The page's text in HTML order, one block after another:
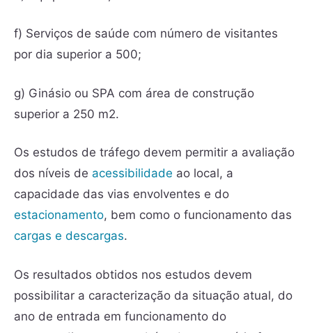
f) Serviços de saúde com número de visitantes
por dia superior a 500;
g) Ginásio ou SPA com área de construção
superior a 250 m2.
Os estudos de tráfego devem permitir a avaliação
dos níveis de acessibilidade ao local, a
capacidade das vias envolventes e do
estacionamento, bem como o funcionamento das
cargas e descargas.
Os resultados obtidos nos estudos devem
possibilitar a caracterização da situação atual, do
ano de entrada em funcionamento do